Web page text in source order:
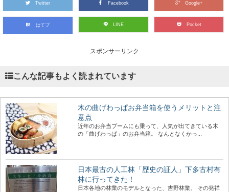
Twitter Facebook Google+
はてブ LINE Pocket
スポンサーリンク
こんな記事もよく読まれています
木の曲げわっぱお弁当箱を使うメリットと注
意点
近年のお弁当ブームにも乗って、人気が出てきている木
の「曲げわっぱ」のお弁当箱。 なんとなくかっ...
日本最古の人工林「歴史の証人」下多古村有
林に行ってきた！
日本各地の林業のモデルとなった、吉野林業。 その発祥